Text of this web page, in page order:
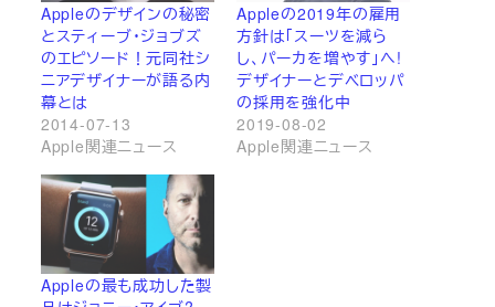
Appleのデザインの秘密
とスティーブ・ジョブズ
のエピソード！元同社シ
ニアデザイナーが語る内
幕とは
2014-07-13
Apple関連ニュース
Appleの2019年の雇用
方針は「スーツを減ら
し、パーカを増やす」へ!
デザイナーとデベロッパ
の採用を強化中
2019-08-02
Apple関連ニュース
Appleの最も成功した製